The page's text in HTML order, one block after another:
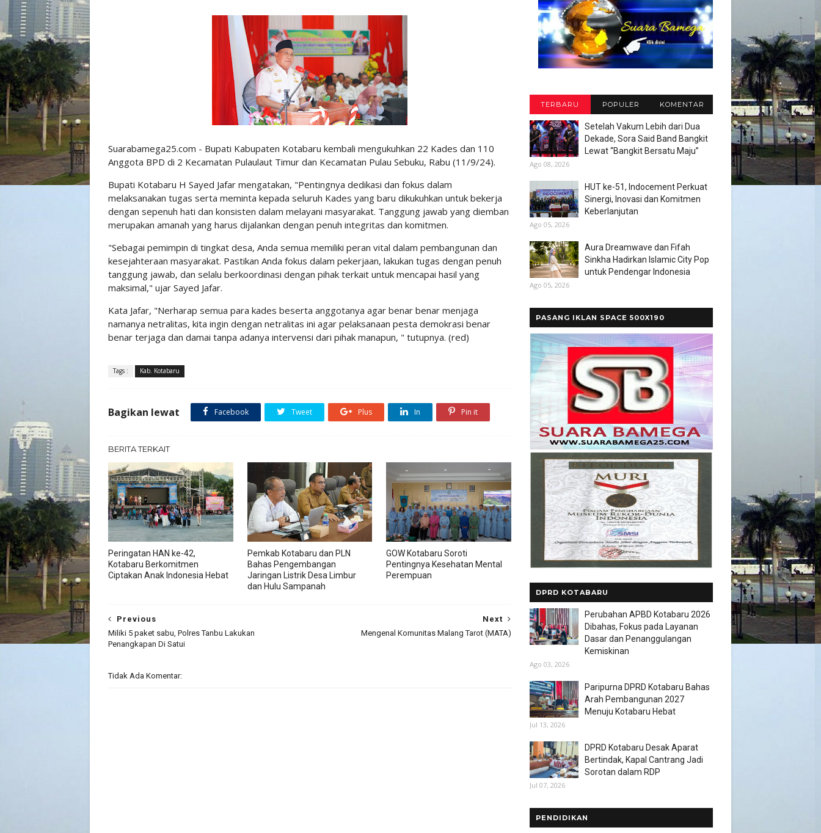
Suarabamega25.com - Bupati Kabupaten Kotabaru kembali mengukuhkan 22 Kades dan 110
Anggota BPD di 2 Kecamatan Pulaulaut Timur dan Kecamatan Pulau Sebuku, Rabu (11/9/24).
Bupati Kotabaru H Sayed Jafar mengatakan, "Pentingnya dedikasi dan fokus dalam
melaksanakan tugas serta meminta kepada seluruh Kades yang baru dikukuhkan untuk bekerja
dengan sepenuh hati dan konsisten dalam melayani masyarakat. Tanggung jawab yang diemban
merupakan amanah yang harus dijalankan dengan penuh integritas dan komitmen.
"Sebagai pemimpin di tingkat desa, Anda semua memiliki peran vital dalam pembangunan dan
kesejahteraan masyarakat. Pastikan Anda fokus dalam pekerjaan, lakukan tugas dengan penuh
tanggung jawab, dan selalu berkoordinasi dengan pihak terkait untuk mencapai hasil yang
maksimal," ujar Sayed Jafar.
Kata Jafar, "Nerharap semua para kades beserta anggotanya agar benar benar menjaga
namanya netralitas, kita ingin dengan netralitas ini agar pelaksanaan pesta demokrasi benar
benar terjaga dan damai tanpa adanya intervensi dari pihak manapun, " tutupnya. (red)
Tags : Kab. Kotabaru
Bagikan lewat Facebook Tweet Plus In Pin it
BERITA TERKAIT
Peringatan HAN ke-42,
Kotabaru Berkomitmen
Ciptakan Anak Indonesia Hebat
Pemkab Kotabaru dan PLN
Bahas Pengembangan
Jaringan Listrik Desa Limbur
dan Hulu Sampanah
GOW Kotabaru Soroti
Pentingnya Kesehatan Mental
Perempuan
Next
Mengenal Komunitas Malang Tarot (MATA)
Previous
Miliki 5 paket sabu, Polres Tanbu Lakukan
Penangkapan Di Satui
Tidak Ada Komentar:
TERBARU POPULER KOMENTAR
Setelah Vakum Lebih dari Dua
Dekade, Sora Said Band Bangkit
Lewat “Bangkit Bersatu Maju”
Ago 08, 2026
HUT ke-51, Indocement Perkuat
Sinergi, Inovasi dan Komitmen
Keberlanjutan
Ago 05, 2026
Aura Dreamwave dan Fifah
Sinkha Hadirkan Islamic City Pop
untuk Pendengar Indonesia
Ago 05, 2026
PASANG IKLAN SPACE 500X190
DPRD KOTABARU
Perubahan APBD Kotabaru 2026
Dibahas, Fokus pada Layanan
Dasar dan Penanggulangan
Kemiskinan
Ago 03, 2026
Paripurna DPRD Kotabaru Bahas
Arah Pembangunan 2027
Menuju Kotabaru Hebat
Jul 13, 2026
DPRD Kotabaru Desak Aparat
Bertindak, Kapal Cantrang Jadi
Sorotan dalam RDP
Jul 07, 2026
PENDIDIKAN